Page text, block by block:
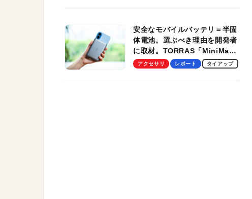
安全なモバイルバッテリ＝半固
体電池。選ぶべき理由を開発者
に取材。TORRAS「MiniMag
Pro」の実機レビューも
アクセサリ レポート タイアップ